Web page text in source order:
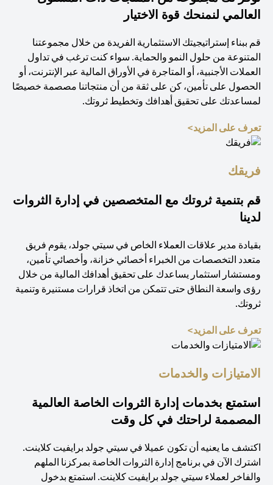
العالمي لنمنحك قوة الاختيار
قم ببناء إستراتيجيتك الاستثمارية الفريدة من خلال مجموعتنا
المتنوعة من حلول النمو والحماية. سواء كنت ترغب في تداول
العملات الأجنبية، أو المتاجرة في الأوراق المالية عبر الإنترنت، أو
الحصول على تأمين، كن على ثقة من أن منتجاتنا مصصمة خصيصًا
لمساعدتك على تحقيق أهدافك وتخطيط ثروتك.
تعرف على المزيد>
فريقك
قم بتنمية ثروتك مع المتخصصين في إدارة الثروات
لدينا
بقيادة مدير علاقات العملاء الخاص في سيتي جولد، يقوم فريق
متعدد التخصصات من الخبراء أخصائي خزانة، وأخصائي تأمين،
ومستشار استثمار يساعدك على تحقيق أهدافك المالية من خلال
رؤى واسعة النطاق حتى تتمكن من اتخاذ قرارات مستنيرة وتنمية
ثروتك.
تعرف على المزيد>
الامتيازات والخدمات
استمتع بخدمات إدارة الثروات الخاصة العالمية
المصممة لراحتك في كل وقت
اكتشف ما يعنيه أن تكون عميلا في سيتي جولد برايفيت كلاينت.
اشترك الآن في برنامج إدارة الثروات الخاصة بمركزنا الملهم
والفاخر لعملاء سيتي جولد برايفيت كلاينت. استمتع بدخول